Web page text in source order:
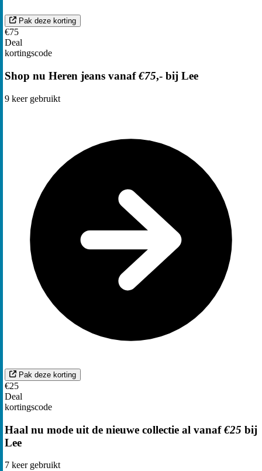
Pak deze korting
€75
Deal
kortingscode
Shop nu Heren jeans vanaf€75,- bij Lee
9 keer gebruikt
Pak deze korting
€25
Deal
kortingscode
Haal nu mode uit de nieuwe collectie al vanaf€25 bij
Lee
7 keer gebruikt